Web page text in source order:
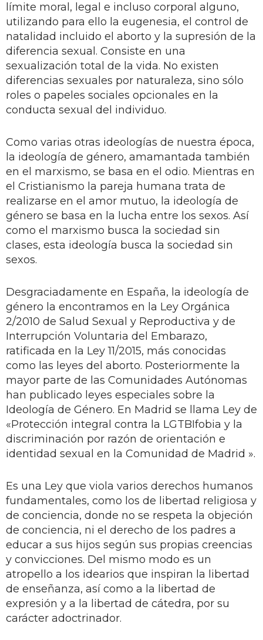
límite moral, legal e incluso corporal alguno,
utilizando para ello la eugenesia, el control de
natalidad incluido el aborto y la supresión de la
diferencia sexual. Consiste en una
sexualización total de la vida. No existen
diferencias sexuales por naturaleza, sino sólo
roles o papeles sociales opcionales en la
conducta sexual del individuo.
Como varias otras ideologías de nuestra época,
la ideología de género, amamantada también
en el marxismo, se basa en el odio. Mientras en
el Cristianismo la pareja humana trata de
realizarse en el amor mutuo, la ideología de
género se basa en la lucha entre los sexos. Así
como el marxismo busca la sociedad sin
clases, esta ideología busca la sociedad sin
sexos.
Desgraciadamente en España, la ideología de
género la encontramos en la Ley Orgánica
2/2010 de Salud Sexual y Reproductiva y de
Interrupción Voluntaria del Embarazo,
ratificada en la Ley 11/2015, más conocidas
como las leyes del aborto. Posteriormente la
mayor parte de las Comunidades Autónomas
han publicado leyes especiales sobre la
Ideología de Género. En Madrid se llama Ley de
«Protección integral contra la LGTBIfobia y la
discriminación por razón de orientación e
identidad sexual en la Comunidad de Madrid ».
Es una Ley que viola varios derechos humanos
fundamentales, como los de libertad religiosa y
de conciencia, donde no se respeta la objeción
de conciencia, ni el derecho de los padres a
educar a sus hijos según sus propias creencias
y convicciones. Del mismo modo es un
atropello a los idearios que inspiran la libertad
de enseñanza, así como a la libertad de
expresión y a la libertad de cátedra, por su
carácter adoctrinador.